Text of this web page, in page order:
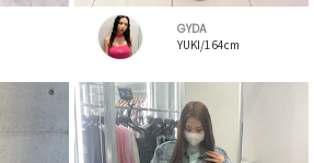
GYDA
YUKI/164cm